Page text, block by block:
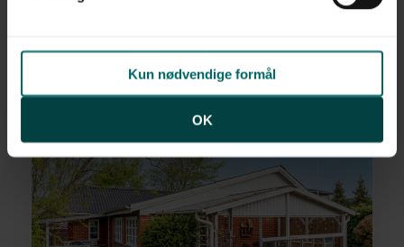
Kun nødvendige formål
OK
Løvens Kvarter 50, Sønderris,
Esbjerg V